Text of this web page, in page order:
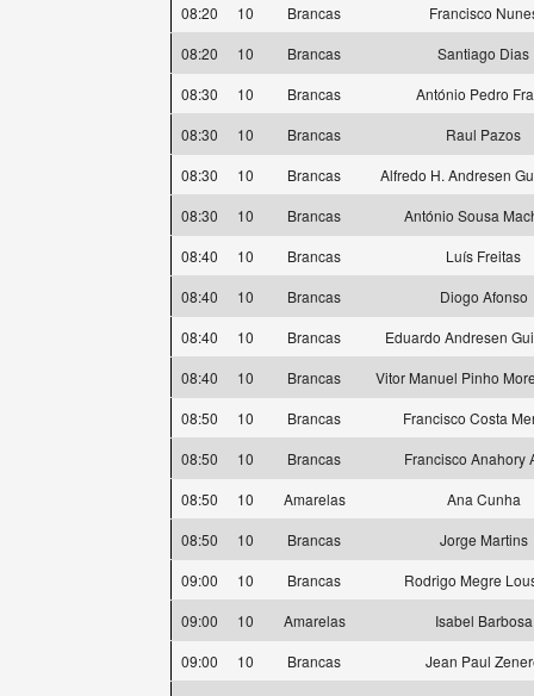
08:20
10 Brancas
Francisco
08:20
10 Brancas
Santiago Dias
08:30
10 Brancas
António Pedro
08:30
10 Brancas
Raul Pazos
08:30
10 Brancas
Alfredo H. Andresen
08:30
10 Brancas
António Sousa
08:40
10 Brancas
Luís Freitas
08:40
10 Brancas
Diogo Afonso
08:40
10 Brancas
Eduardo Andresen
08:40
10 Brancas
Vitor Manuel Pinho
08:50
10 Brancas
Francisco Costa
08:50
10 Brancas
Francisco Anahory
08:50
10 Amarelas
Ana Cunha
08:50
10 Brancas
Jorge Martins
09:00
10 Brancas
Rodrigo Megre
09:00
10 Amarelas
Isabel Barbosa
09:00
10 Brancas
Jean Paul